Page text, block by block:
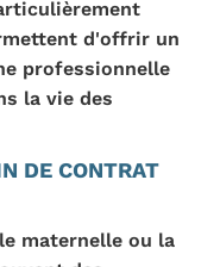
d'offrir un
professionnelle
la vie des
DE CONTRAT
maternelle ou la